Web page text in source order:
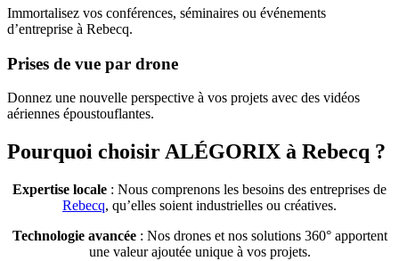
Immortalisez vos conférences, séminaires ou événements
d’entreprise à Rebecq.
Prises de vue par drone
Donnez une nouvelle perspective à vos projets avec des vidéos
aériennes époustouflantes.
Pourquoi choisir ALÉGORIX à Rebecq ?
Expertise locale : Nous comprenons les besoins des entreprises de
Rebecq, qu’elles soient industrielles ou créatives.
Technologie avancée: Nos drones et nos solutions 360° apportent
une valeur ajoutée unique à vos projets.